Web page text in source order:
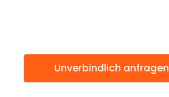
Unverbindlich anfragen